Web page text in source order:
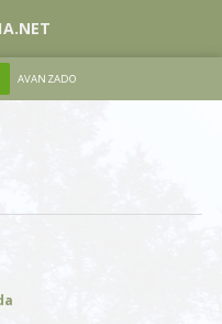
AVANZADO